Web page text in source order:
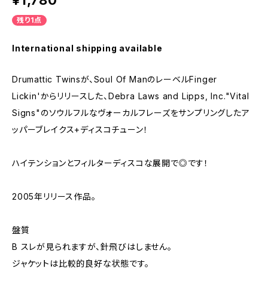
残り1点
International shipping available
Drumattic Twinsが、Soul Of ManのレーベルFinger
Lickin'からリリースした、Debra Laws and Lipps, Inc."Vital
Signs"のソウルフルなヴォーカルフレーズをサンプリングしたア
ッパーブレイクス+ディスコチューン！
ハイテンションとフィルターディスコな展開で◎です！
2005年リリース作品。
盤質
B スレが見られますが、針飛びはしません。
ジャケットは比較的良好な状態です。